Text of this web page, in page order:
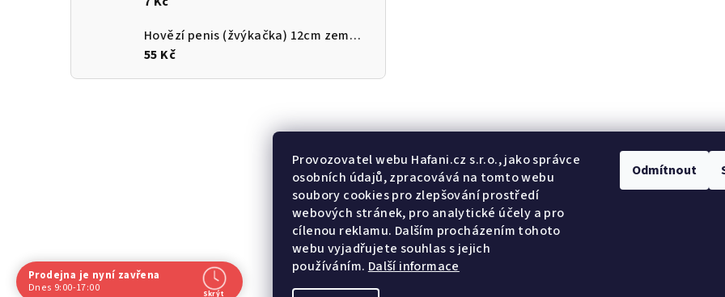
Provozovatel webu Hafani.cz s.r.o., jako správce
osobních údajů, zpracovává na tomto webu
soubory cookies pro zlepšování prostředí
webových stránek, pro analytické účely a pro
cílenou reklamu. Dalším procházením tohoto
webu vyjadřujete souhlas s jejich
používáním. Další informace
Odmítnout
Hovězí penis (žvýkačka) 12cm země původu ČR
55 Kč
Prodejna je nyní zavřena
Dnes 9:00-17:00 Skrýt